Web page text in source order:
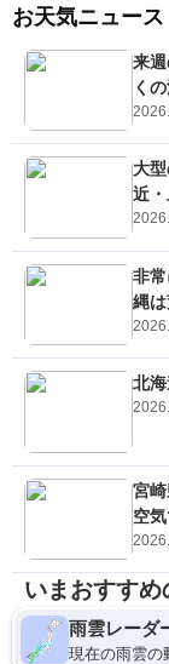
お天気ニュース
来
く
大
近
非
縄は
北
宮
空
いまおすすめ
雨雲レーダ
現在の雨雲の